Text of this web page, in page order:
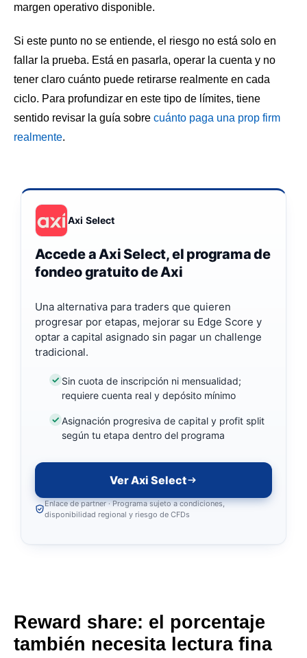
margen operativo disponible.
Si este punto no se entiende, el riesgo no está solo en
fallar la prueba. Está en pasarla, operar la cuenta y no
tener claro cuánto puede retirarse realmente en cada
ciclo. Para profundizar en este tipo de límites, tiene
sentido revisar la guía sobre cuánto paga una prop firm
realmente.
Axi Select
Accede a Axi Select, el programa de
fondeo gratuito de Axi
Una alternativa para traders que quieren
progresar por etapas, mejorar su Edge Score y
optar a capital asignado sin pagar un challenge
tradicional.
Sin cuota de inscripción ni mensualidad;
requiere cuenta real y depósito mínimo
Asignación progresiva de capital y profit split
según tu etapa dentro del programa
Ver Axi Select
Enlace de partner · Programa sujeto a condiciones,
disponibilidad regional y riesgo de CFDs
Reward share: el porcentaje
también necesita lectura fina